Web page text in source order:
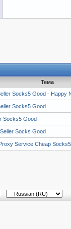
Тема
Socks5 Good - Happy
Socks5 Good
Socks5 Good
Socks Good
Service Cheap Socks5